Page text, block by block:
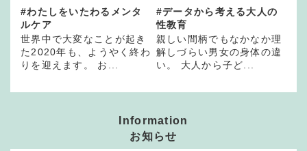
#わたしをいたわるメンタ
ルケア
世界中で大変なことが起き
た2020年も、ようやく終わ
りを迎えます。 お...
#データから考える大人の
性教育
親しい間柄でもなかなか理
解しづらい男女の身体の違
い。 大人から子ど...
Information
お知らせ